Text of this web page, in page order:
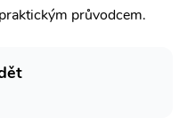
průvodcem.